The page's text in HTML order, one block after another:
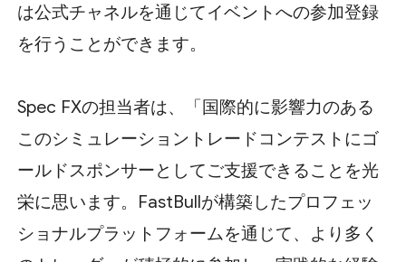
は公式チャネルを通じてイベントへの参加登録
を行うことができます。
Spec FXの担当者は、「国際的に影響力のある
このシミュレーショントレードコンテストにゴ
ールドスポンサーとしてご支援できることを光
栄に思います。FastBullが構築したプロフェッ
ショナルプラットフォームを通じて、より多く